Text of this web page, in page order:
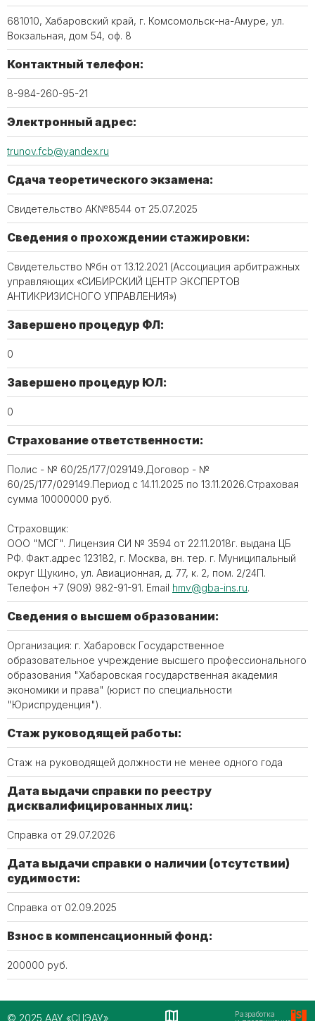
681010, Хабаровский край, г. Комсомольск-на-Амуре, ул.
Вокзальная, дом 54, оф. 8
Контактный телефон:
8-984-260-95-21
Электронный адрес:
trunov.fcb@yandex.ru
Сдача теоретического экзамена:
Свидетельство АК№8544 от 25.07.2025
Сведения о прохождении стажировки:
Свидетельство №бн от 13.12.2021 (Ассоциация арбитражных
управляющих «СИБИРСКИЙ ЦЕНТР ЭКСПЕРТОВ
АНТИКРИЗИСНОГО УПРАВЛЕНИЯ»)
Завершено процедур ФЛ:
0
Завершено процедур ЮЛ:
0
Страхование ответственности:
Полис - № 60/25/177/029149.Договор - №
60/25/177/029149.Период с 14.11.2025 по 13.11.2026.Страховая
сумма 10000000 руб.
Страховщик:
ООО "МСГ". Лицензия СИ № 3594 от 22.11.2018г. выдана ЦБ
РФ. Факт.адрес 123182, г. Москва, вн. тер. г. Муниципальный
округ Щукино, ул. Авиационная, д. 77, к. 2, пом. 2/24П.
Телефон +7 (909) 982-91-91. Email hmv@gba-ins.ru.
Сведения о высшем образовании:
Организация: г. Хабаровск Государственное
образовательное учреждение высшего профессионального
образования "Хабаровская государственная академия
экономики и права" (юрист по специальности
"Юриспруденция").
Стаж руководящей работы:
Стаж на руководящей должности не менее одного года
Дата выдачи справки по реестру
дисквалифицированных лиц:
Справка от 29.07.2026
Дата выдачи справки о наличии (отсутствии)
судимости:
Справка от 02.09.2025
Взнос в компенсационный фонд:
200000 руб.
© 2025 ААУ «СЦЭАУ»
Разработка